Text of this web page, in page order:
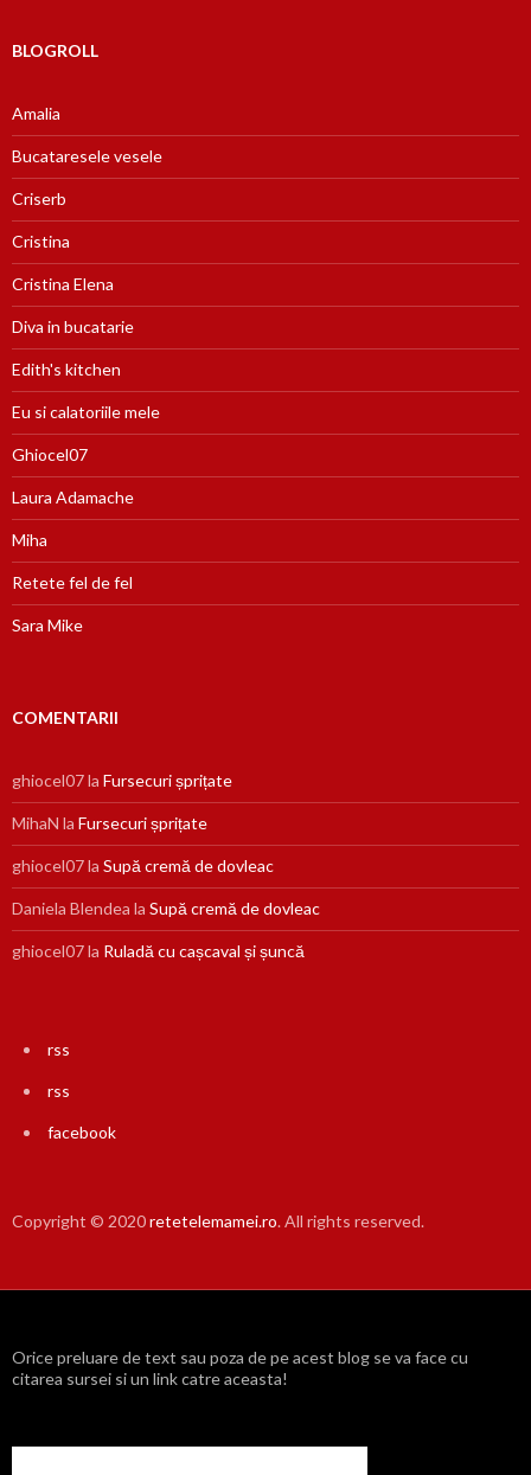
BLOGROLL
Amalia
Bucataresele vesele
Criserb
Cristina
Cristina Elena
Diva in bucatarie
Edith's kitchen
Eu si calatoriile mele
Ghiocel07
Laura Adamache
Miha
Retete fel de fel
Sara Mike
COMENTARII
ghiocel07la Fursecuri șprițate
MihaN la Fursecuri șprițate
ghiocel07la Supă cremă de dovleac
Daniela Blendea la Supă cremă de dovleac
ghiocel07la Ruladă cu cașcaval și șuncă
rss
rss
facebook
Copyright © 2020retetelemamei.ro. All rights reserved.
Orice preluare de text sau poza de pe acest blog se va face cu
citarea sursei si un link catre aceasta!